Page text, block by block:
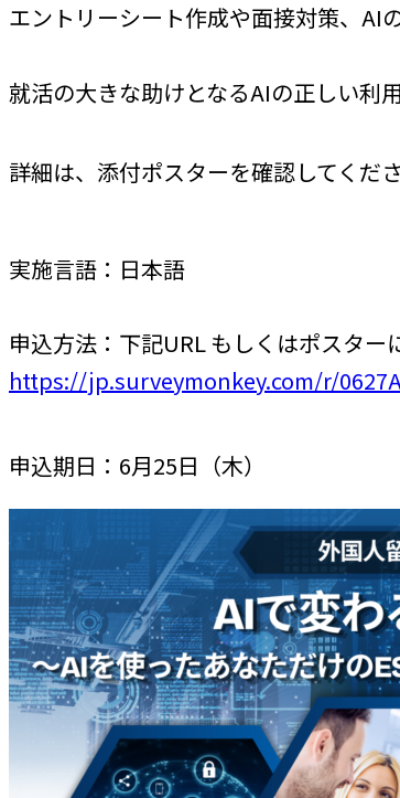
エントリーシート作成や面接対策、AI
就活の大きな助けとなるAIの正しい利
詳細は、添付ポスターを確認してくださ
実施言語：日本語
申込方法：下記URL もしくはポスター
https://jp.surveymonkey.com/r/
申込期日：6月25日（木）